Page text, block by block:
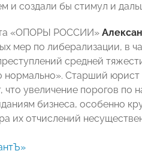
и создали бы стимул и
«ОПОРЫ РОССИИ»
мер по либерализации, в
средней
нормально». Старший
что увеличение порогов
бизнеса, особенно
их отчислений